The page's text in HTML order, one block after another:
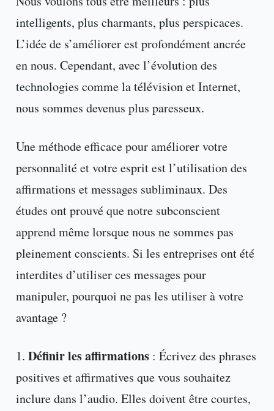
intelligents, plus charmants, plus perspicaces.
L’idée de s’améliorer est profondément ancrée
en nous. Cependant, avec l’évolution des
technologies comme la télévision et Internet,
nous sommes devenus plus paresseux.
Une méthode efficace pour améliorer votre
personnalité et votre esprit est l’utilisation des
affirmations et messages subliminaux. Des
études ont prouvé que notre subconscient
apprend même lorsque nous ne sommes pas
pleinement conscients. Si les entreprises ont été
interdites d’utiliser ces messages pour
manipuler, pourquoi ne pas les utiliser à votre
avantage ?
1. Définir les affirmations: Écrivez des phrases
positives et affirmatives que vous souhaitez
inclure dans l’audio. Elles doivent être courtes,